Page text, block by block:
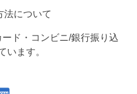
法について
ド・コンビニ/銀行振り込
います。